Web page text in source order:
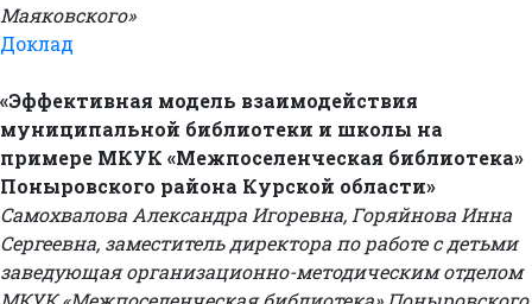
Маяковского»
Доклад
«Эффективная модель взаимодействия
муниципальной библиотеки и школы на
примере МКУК «Межпоселенческая библиотека»
Поныровского района Курской области»
Самохвалова Александра Игоревна, Горяйнова Инна
Сергеевна, заместитель директора по работе с детьми
заведующая организационно-методическим отделом